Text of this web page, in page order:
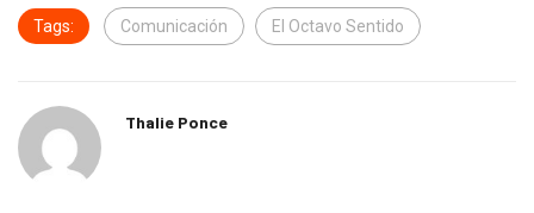
Tags: Comunicación El Octavo Sentido
Thalie Ponce